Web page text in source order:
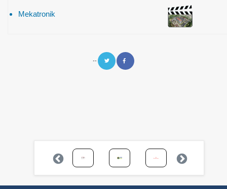
Mekatronik
--